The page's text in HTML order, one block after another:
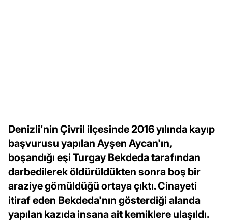
Denizli'nin Çivril ilçesinde 2016 yılında kayıp
başvurusu yapılan Ayşen Aycan'ın,
boşandığı eşi Turgay Bekdeda tarafından
darbedilerek öldürüldükten sonra boş bir
araziye gömüldüğü ortaya çıktı. Cinayeti
itiraf eden Bekdeda'nın gösterdiği alanda
yapılan kazıda insana ait kemiklere ulaşıldı.